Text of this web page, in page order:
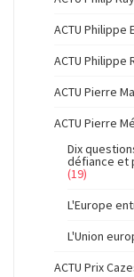
ACTU Philippe
ACTU Philippe
ACTU Pierre
ACTU Pierre
Dix
défiance et
(19)
L'Europe
L'Union
ACTU Prix